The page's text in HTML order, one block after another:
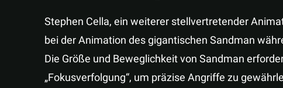
Stephen Cella, ein weiterer stellvertretender
bei der Animation des gigantischen Sandman
Die Größe und Beweglichkeit von Sandman
„Fokusverfolgung“, um präzise Angriffe zu